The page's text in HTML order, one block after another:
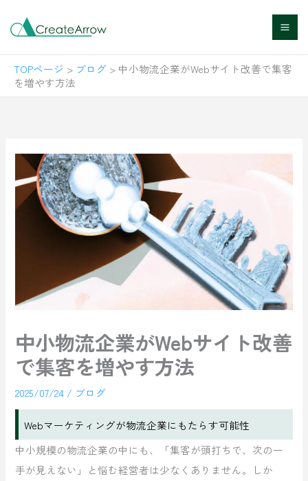
TOPページ > ブログ > 中小物流企業がWebサイト改善で集客
を増やす方法
中小物流企業がWebサイト改善
で集客を増やす方法
2025/07/24 / ブログ
Webマーケティングが物流企業にもたらす可能性
中小規模の物流企業の中にも、「集客が頭打ちで、次の一
手が見えない」と悩む経営者は少なくありません。しか